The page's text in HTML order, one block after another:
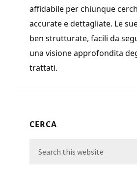
affidabile per chiunque
accurate e dettagliate. Le
ben strutturate, facili da
una visione approfondita
trattati.
Primary
CERCA
this